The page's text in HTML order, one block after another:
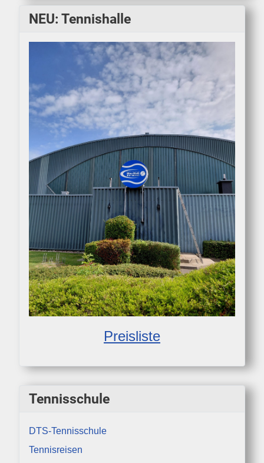
Tennisschule
DTS-Tennisschule
Tennisreisen
NEU: Tennishalle
Preisliste